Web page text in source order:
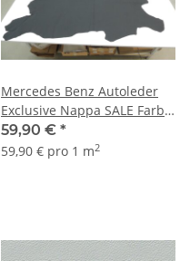
Mercedes Benz Autoleder
Exclusive Nappa SALE Farbe
schwarz
59,90 € *
59,90 € pro 1 m2